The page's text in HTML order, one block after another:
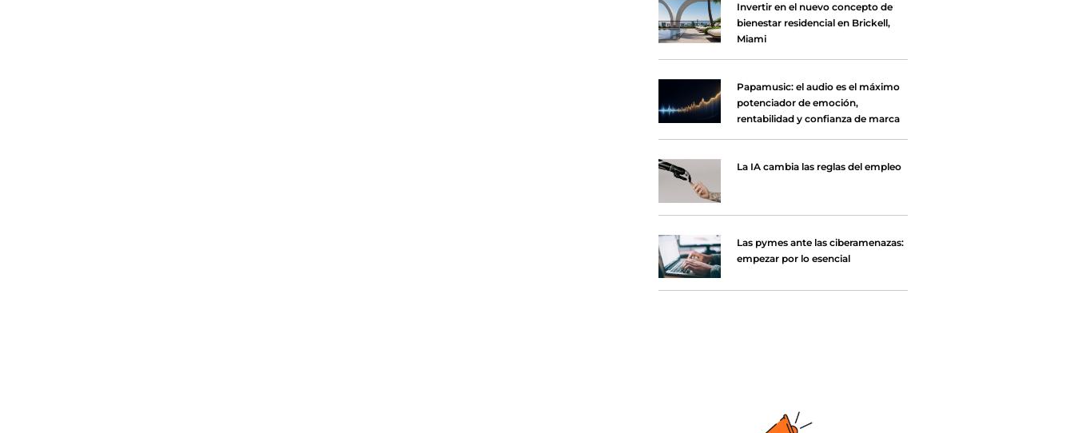
Invertir en el nuevo concepto de
bienestar residencial en Brickell,
Miami
Papamusic: el audio es el máximo
potenciador de emoción,
rentabilidad y confianza de marca
La IA cambia las reglas del empleo
Las pymes ante las ciberamenazas:
empezar por lo esencial